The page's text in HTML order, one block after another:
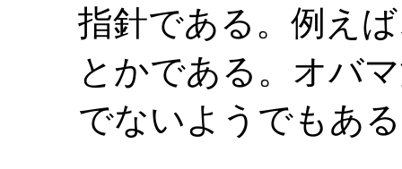
指針である。例え
とかである。オバ
でないようでもあ